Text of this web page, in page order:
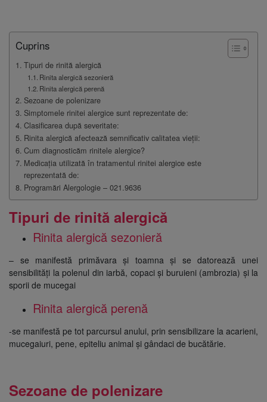
Cuprins
Tipuri de rinită alergică
Rinita alergică sezonieră
Rinita alergică perenă
Sezoane de polenizare
Simptomele rinitei alergice sunt reprezentate de:
Clasificarea după severitate:
Rinita alergică afectează semnificativ calitatea vieții:
Cum diagnosticăm rinitele alergice?
Medicația utilizată în tratamentul rinitei alergice este
reprezentată de:
Programări Alergologie – 021.9636
Tipuri de rinită alergică
Rinita alergică sezonieră
– se manifestă primăvara și toamna și se datorează unei
sensibilități la polenul din iarbă, copaci și buruieni (ambrozia) și la
sporii de mucegai
Rinita alergică perenă
-se manifestă pe tot parcursul anului, prin sensibilizare la acarieni,
mucegaiuri, pene, epiteliu animal și gândaci de bucătărie.
Sezoane de polenizare